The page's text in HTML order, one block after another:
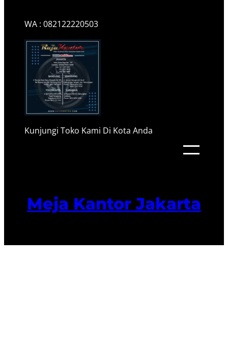
WA : 082122220503
Kunjungi Toko Kami Di Kota Anda
Meja Kantor Jakarta